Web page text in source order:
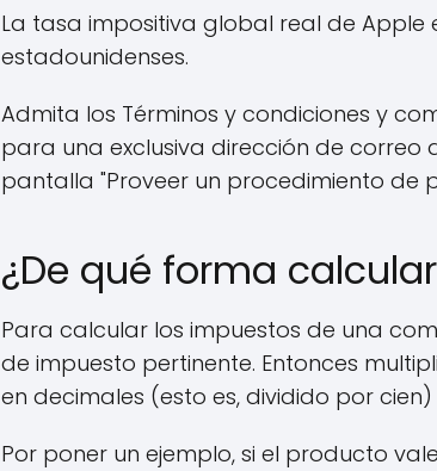
La tasa impositiva global real de Apple
estadounidenses.
Admita los Términos y condiciones y
para una exclusiva dirección de correo
pantalla "Proveer un procedimiento de
¿De qué forma
Para calcular los impuestos de una
de impuesto pertinente. Entonces
en decimales (esto es, dividido por
Por poner un ejemplo, si el producto